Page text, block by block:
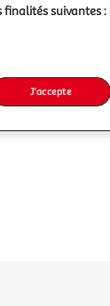
finalités suivantes :
J'accepte